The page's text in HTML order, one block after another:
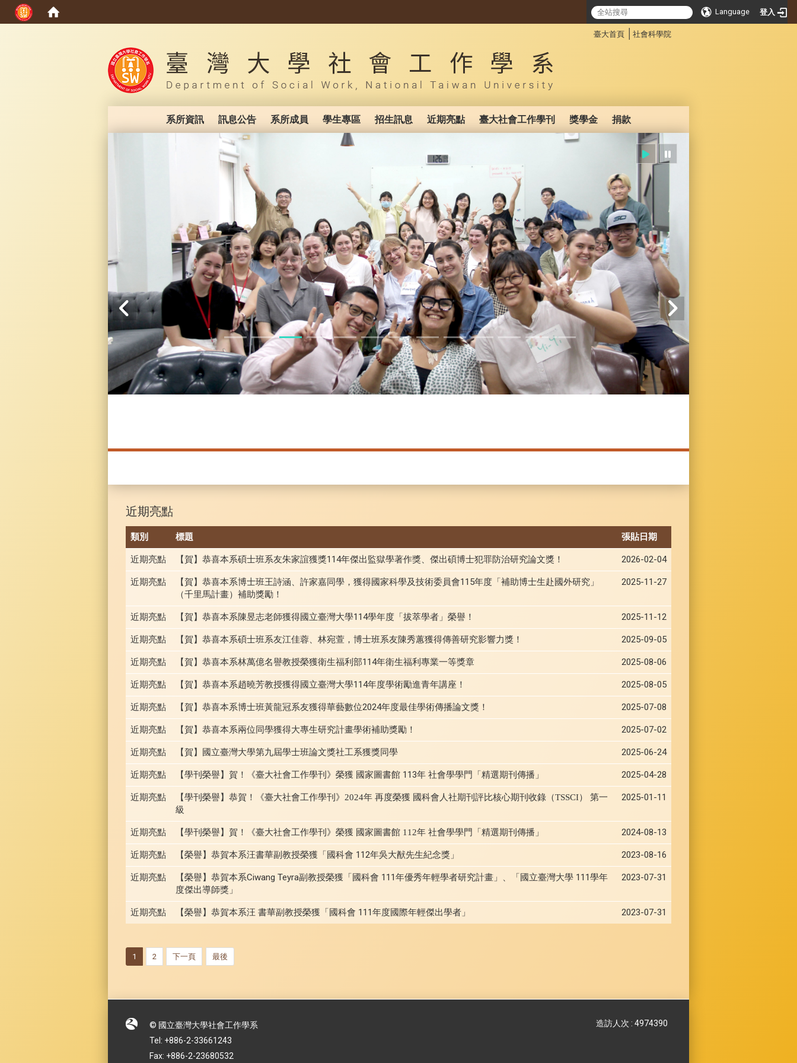
Language 登入
臺大首頁 社會科學院
系所資訊 訊息公告 系所成員 學生專區 招生訊息 近期亮點 臺大社會工作學刊 獎學金 捐款
近期亮點
類別 標題 張貼日期
近期亮點 【賀】恭喜本系碩士班系友朱家誼獲獎114年傑出監獄學著作獎、傑出碩博士犯罪防治研究論文獎！ 2026-02-04
近期亮點
【賀】恭喜本系博士班王詩涵、許家嘉同學，獲得國家科學及技術委員會115年度「補助博士生赴國外研究」
（千里馬計畫）補助獎勵！
2025-11-27
近期亮點 【賀】恭喜本系陳昱志老師獲得國立臺灣大學114學年度「拔萃學者」榮譽！ 2025-11-12
近期亮點 【賀】恭喜本系碩士班系友江佳蓉、林宛萱，博士班系友陳秀蕙獲得傳善研究影響力獎！ 2025-09-05
近期亮點 【賀】恭喜本系林萬億名譽教授榮獲衛生福利部114年衛生福利專業一等獎章 2025-08-06
近期亮點 【賀】恭喜本系趙曉芳教授獲得國立臺灣大學114年度學術勵進青年講座！ 2025-08-05
近期亮點 【賀】恭喜本系博士班黃龍冠系友獲得華藝數位2024年度最佳學術傳播論文獎！ 2025-07-08
近期亮點 【賀】恭喜本系兩位同學獲得大專生研究計畫學術補助獎勵！ 2025-07-02
近期亮點 【賀】國立臺灣大學第九屆學士班論文獎社工系獲獎同學 2025-06-24
近期亮點 【學刊榮譽】賀！《臺大社會工作學刊》榮獲 國家圖書館 113年 社會學學門「精選期刊傳播」 2025-04-28
近期亮點
【學刊榮譽】恭賀！《臺大社會工作學刊》2024年 再度榮獲 國科會人社期刊評比核心期刊收錄（TSSCI） 第一
級
2025-01-11
近期亮點 【學刊榮譽】賀！《臺大社會工作學刊》榮獲 國家圖書館 112年 社會學學門「精選期刊傳播」 2024-08-13
近期亮點 【榮譽】恭賀本系汪書華副教授榮獲「國科會 112年吳大猷先生紀念獎」 2023-08-16
近期亮點
【榮譽】恭賀本系Ciwang Teyra副教授榮獲「國科會 111年優秀年輕學者研究計畫」、「國立臺灣大學 111學年
度傑出導師獎」
2023-07-31
近期亮點 【榮譽】恭賀本系汪 書華副教授榮獲「國科會 111年度國際年輕傑出學者」 2023-07-31
1 2 下一頁 最後
© 國立臺灣大學社會工作學系
Tel: +886-2-33661243
Fax: +886-2-23680532
造訪人次 : 4974390